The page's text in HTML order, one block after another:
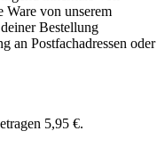
Ware von unserem
Bestellung
an Postfachadressen oder
5,95 €.